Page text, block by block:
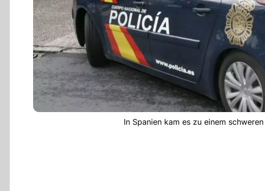
In Spanien kam es zu einem